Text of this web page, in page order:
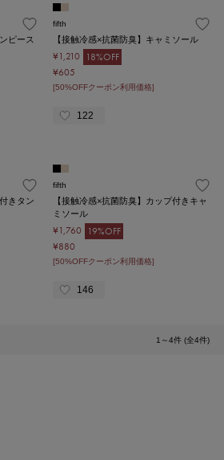
ピース
fifth
【接触冷感×抗菌防臭】キャミソール
¥1,210
18%OFF
¥605
[50%OFFクーポン利用価格]
122
きタン
fifth
【接触冷感×抗菌防臭】カップ付きキャ
ミソール
¥1,760
19%OFF
¥880
[50%OFFクーポン利用価格]
146
1～4件 (全4件)